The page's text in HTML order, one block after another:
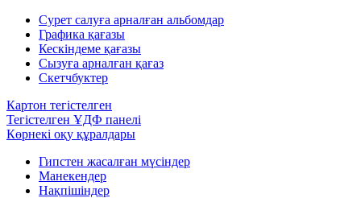
Сурет салуға арналған альбомдар
Графика қағазы
Кескіндеме қағазы
Сызуға арналған қағаз
Скетчбуктер
Картон тегістелген
Тегістелген ҰДФ панелі
Көрнекі оқу құралдары
Гипстен жасалған мүсіндер
Манекендер
Нақпішіндер